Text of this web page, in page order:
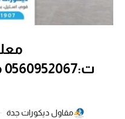
مقاول ديكورات جدة